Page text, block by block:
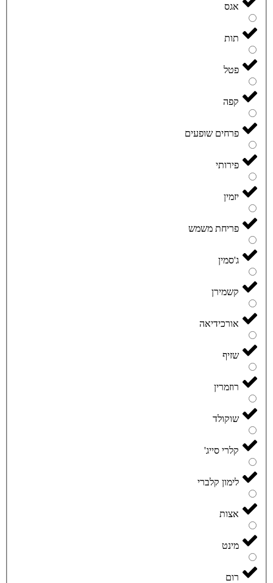
אגס
תות
פטל
קפה
פרחים שופעים
פירותי
יזמין
פריחת משמש
ג'סמין
קשמירן
אורכידיאה
שזיף
רוזמרין
שוקולד
קלרי סייג'
לימון קלברי
אצות
מינט
רום